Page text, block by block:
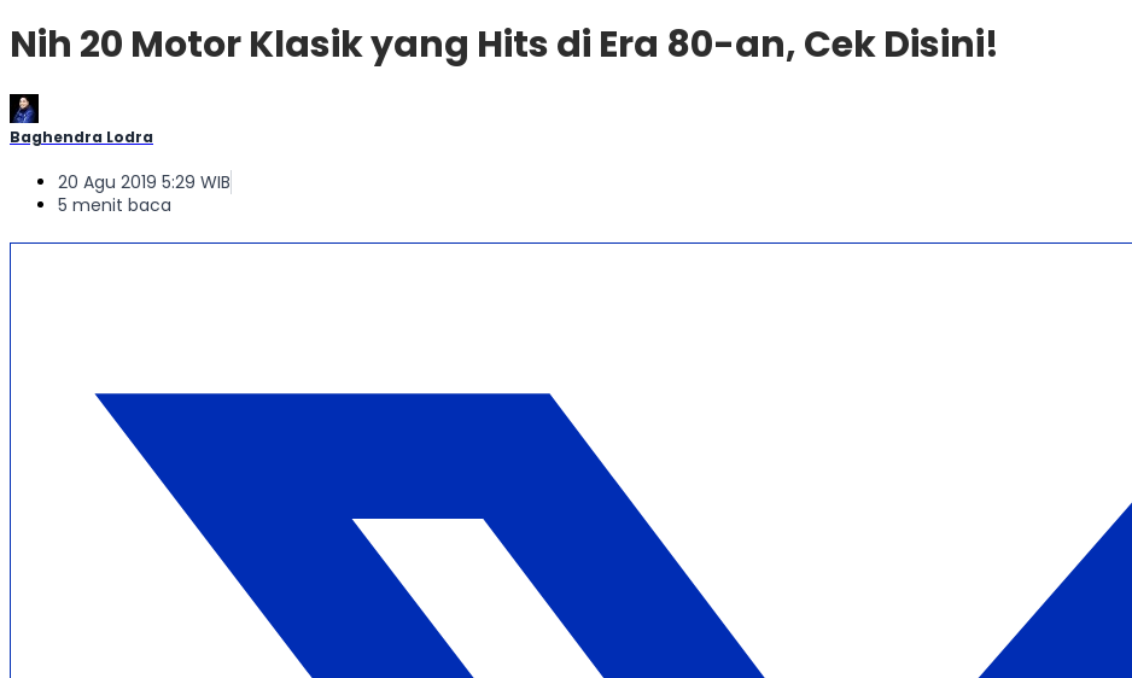
Nih 20 Motor Klasik yang Hits di Era 80-an, Cek Disini!
Baghendra Lodra
20 Agu 2019 5:29 WIB
5 menit baca